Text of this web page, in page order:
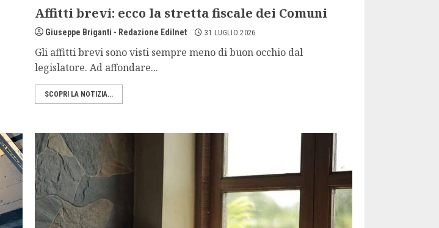
Affitti brevi: ecco la stretta fiscale dei Comuni
Giuseppe Briganti - Redazione Edilnet 31 LUGLIO 2026
Gli affitti brevi sono visti sempre meno di buon occhio dal
legislatore. Ad affondare...
SCOPRI LA NOTIZIA...